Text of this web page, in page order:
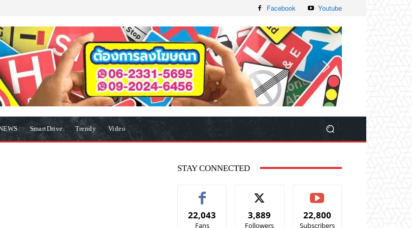
Facebook Youtube
SmartDrive Trendy Video
STAY CONNECTED
22,043
Fans
3,889
Followers
22,800
Subscribers